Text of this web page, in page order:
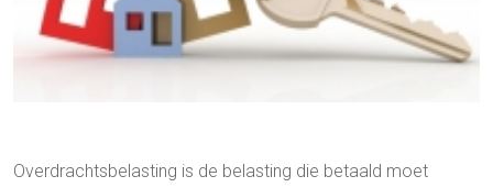
Overdrachtsbelasting is de belasting die betaald moet